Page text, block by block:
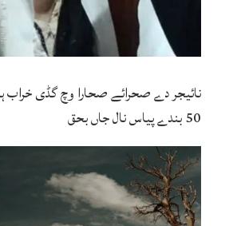
نائیجر دے صحرائے صحارا وچ گڈی
50 بندے پیاس نال جاں بحق